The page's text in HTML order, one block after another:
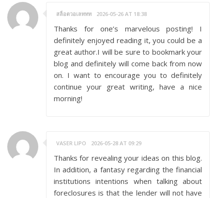
สล็อตวอเลททท 2026-05-26 AT 18:38
Thanks for one’s marvelous posting! I
definitely enjoyed reading it, you could be a
great author.I will be sure to bookmark your
blog and definitely will come back from now
on. I want to encourage you to definitely
continue your great writing, have a nice
morning!
VASER LIPO 2026-05-28 AT 09:29
Thanks for revealing your ideas on this blog.
In addition, a fantasy regarding the financial
institutions intentions when talking about
foreclosures is that the lender will not have